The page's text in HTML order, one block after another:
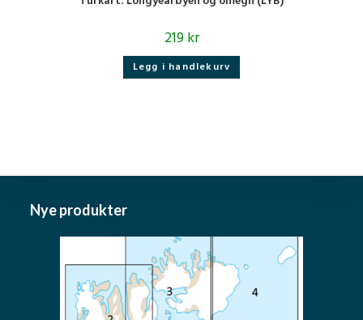
219kr
Legg i handlekurv
Nye produkter